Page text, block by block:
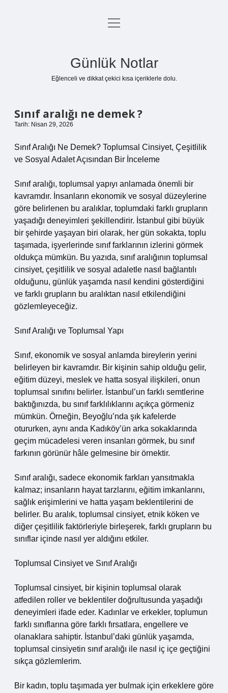
Anasayfa
menüyü
Günlük Notlar
Eğlenceli ve dikkat çekici kısa içeriklerle dolu.
Sınıf aralığı ne demek ?
Tarih: Nisan 29, 2026
Sınıf Aralığı Ne Demek? Toplumsal Cinsiyet, Çeşitlilik
ve Sosyal Adalet Açısından Bir İnceleme
Sınıf aralığı, toplumsal yapıyı anlamada önemli bir
kavramdır. İnsanların ekonomik ve sosyal düzeylerine
göre belirlenen bu aralıklar, toplumdaki farklı grupların
yaşadığı deneyimleri şekillendirir. İstanbul gibi büyük
bir şehirde yaşayan biri olarak, her gün sokakta, toplu
taşımada, işyerlerinde sınıf farklarının izlerini görmek
oldukça mümkün. Bu yazıda, sınıf aralığının toplumsal
cinsiyet, çeşitlilik ve sosyal adaletle nasıl bağlantılı
olduğunu, günlük yaşamda nasıl kendini gösterdiğini
ve farklı grupların bu aralıktan nasıl etkilendiğini
gözlemleyeceğiz.
Sınıf Aralığı ve Toplumsal Yapı
Sınıf, ekonomik ve sosyal anlamda bireylerin yerini
belirleyen bir kavramdır. Bir kişinin sahip olduğu gelir,
eğitim düzeyi, meslek ve hatta sosyal ilişkileri, onun
toplumsal sınıfını belirler. İstanbul’un farklı semtlerine
baktığınızda, bu sınıf farklılıklarını açıkça görmeniz
mümkün. Örneğin, Beyoğlu’nda şık kafelerde
otururken, aynı anda Kadıköy’ün arka sokaklarında
geçim mücadelesi veren insanları görmek, bu sınıf
farkının görünür hâle gelmesine bir örnektir.
Sınıf aralığı, sadece ekonomik farkları yansıtmakla
kalmaz; insanların hayat tarzlarını, eğitim imkanlarını,
sağlık erişimlerini ve hatta yaşam beklentilerini de
belirler. Bu aralık, toplumsal cinsiyet, etnik köken ve
diğer çeşitlilik faktörleriyle birleşerek, farklı grupların bu
sınıflar içinde nasıl yer aldığını etkiler.
Toplumsal Cinsiyet ve Sınıf Aralığı
Toplumsal cinsiyet, bir kişinin toplumsal olarak
atfedilen roller ve beklentiler doğrultusunda yaşadığı
deneyimleri ifade eder. Kadınlar ve erkekler, toplumun
farklı sınıflarına göre farklı fırsatlara, engellere ve
olanaklara sahiptir. İstanbul’daki günlük yaşamda,
toplumsal cinsiyetin sınıf aralığı ile nasıl iç içe geçtiğini
sıkça gözlemlerim.
Bir kadın, toplu taşımada yer bulmak için erkeklere göre